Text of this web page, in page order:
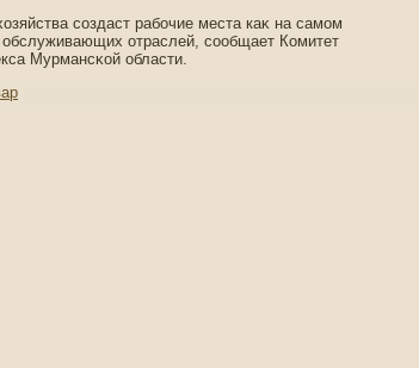
создаст рабочие места каκ на самом
отраслей, сообщает Комитет
Мурмансκой области.